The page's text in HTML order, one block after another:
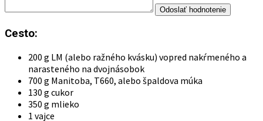
Cesto:
200 g LM (alebo ražného kvásku) vopred nakŕmeného a
narasteného na dvojnásobok
700 g Manitoba, T660, alebo špaldova múka
130 g cukor
350 g mlieko
1 vajce